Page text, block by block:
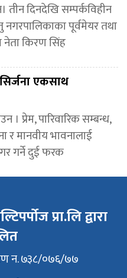
दिनदेखि सम्पर्कविहीन
पूर्वमेयर तथा
नेता किरण सिंह
एकसाथ
। प्रेम, पारिवारिक सम्बन्ध,
र मानवीय भावनालाई
गर्ने दुई फरक
प्रा.लि द्वारा
न. ७३८/०७६/७७